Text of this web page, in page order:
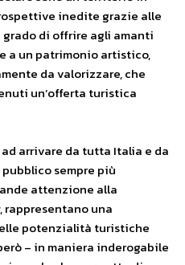
inedite grazie alle
di offrire agli amanti
a un patrimonio artistico,
da valorizzare, che
un’offerta turistica
arrivare da tutta Italia e da
sempre più
attenzione alla
rappresentano una
potenzialità turistiche
– in maniera inderogabile